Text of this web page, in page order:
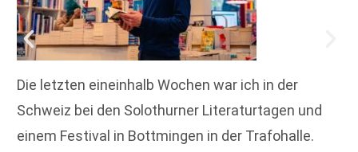
Die letzten eineinhalb Wochen war ich in der
Schweiz bei den Solothurner Literaturtagen und
einem Festival in Bottmingen in der Trafohalle.